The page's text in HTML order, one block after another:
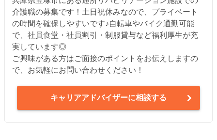
介護職の募集です！土日祝休みなので、プライベート
の時間を確保しやすいです♪自転車やバイク通勤可能
で、社員食堂・社員割引・制服貸与など福利厚生が充
実しています◎
ご興味がある方はご面接のポイントをお伝えしますの
で、お気軽にお問い合わせください！
キャリアアドバイザーに相談する